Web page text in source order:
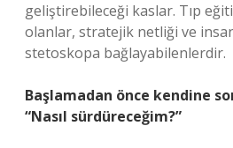
geliştirebileceği kaslar. Tıp
olanlar, stratejik netliği ve insani
stetoskopa bağlayabilenlerdir.
Başlamadan önce kendine
“Nasıl sürdüreceğim?”